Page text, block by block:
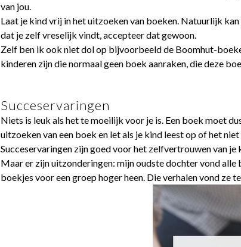
van jou.
Laat je kind vrij in het uitzoeken van boeken. Natuurlijk
dat je zelf vreselijk vindt, accepteer dat gewoon.
Zelf ben ik ook niet dol op bijvoorbeeld de Boomhut-
kinderen zijn die normaal geen boek aanraken, die deze
Succeservaringen
Niets is leuk als het te moeilijk voor je is. Een boek moet
uitzoeken van een boek en let als je kind leest op of het
Succeservaringen zijn goed voor het zelfvertrouwen van je
Maar er zijn uitzonderingen: mijn oudste dochter vond
boekjes voor een groep hoger heen. Die verhalen vond ze